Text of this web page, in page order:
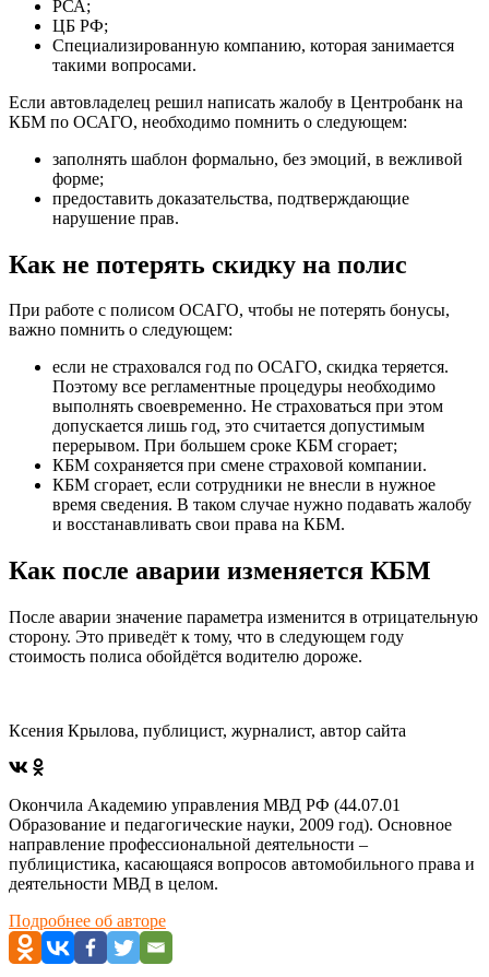
РСА;
ЦБ РФ;
Специализированную компанию, которая занимается
такими вопросами.
Если автовладелец решил написать жалобу в Центробанк на
КБМ по ОСАГО, необходимо помнить о следующем:
заполнять шаблон формально, без эмоций, в вежливой
форме;
предоставить доказательства, подтверждающие
нарушение прав.
Как не потерять скидку на полис
При работе с полисом ОСАГО, чтобы не потерять бонусы,
важно помнить о следующем:
если не страховался год по ОСАГО, скидка теряется.
Поэтому все регламентные процедуры необходимо
выполнять своевременно. Не страховаться при этом
допускается лишь год, это считается допустимым
перерывом. При большем сроке КБМ сгорает;
КБМ сохраняется при смене страховой компании.
КБМ сгорает, если сотрудники не внесли в нужное
время сведения. В таком случае нужно подавать жалобу
и восстанавливать свои права на КБМ.
Как после аварии изменяется КБМ
После аварии значение параметра изменится в отрицательную
сторону. Это приведёт к тому, что в следующем году
стоимость полиса обойдётся водителю дороже.
Ксения Крылова, публицист, журналист, автор сайта
Окончила Академию управления МВД РФ (44.07.01
Образование и педагогические науки, 2009 год). Основное
направление профессиональной деятельности –
публицистика, касающаяся вопросов автомобильного права и
деятельности МВД в целом.
Подробнее об авторе